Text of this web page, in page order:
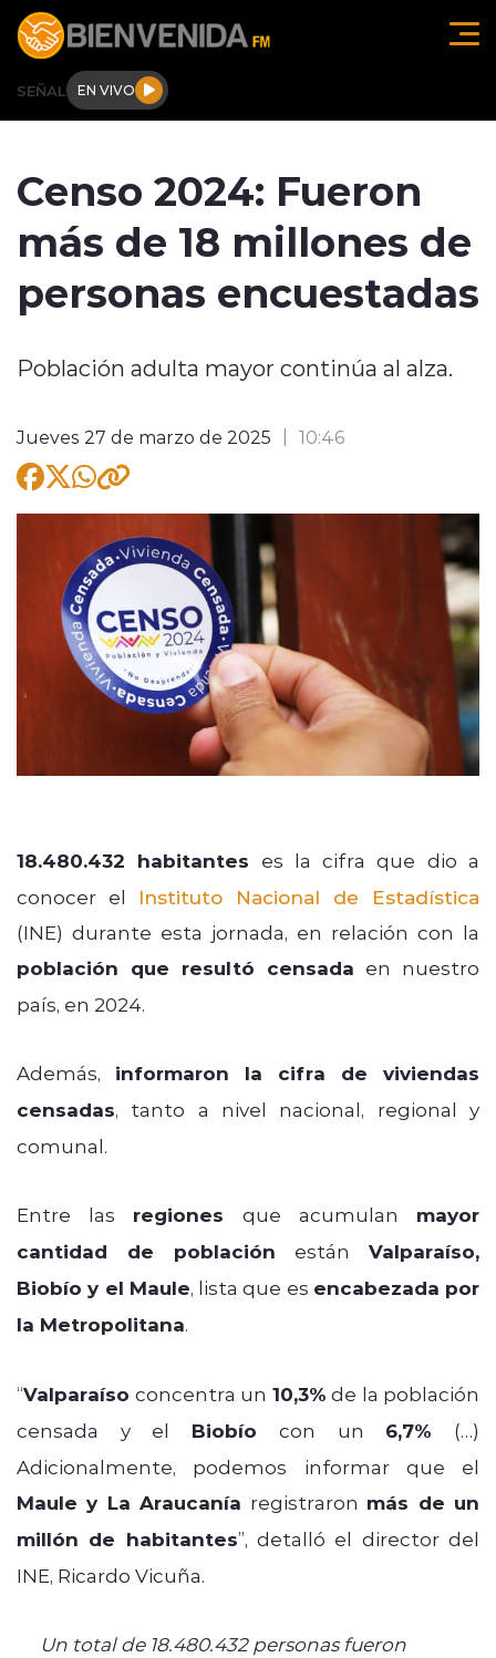
Click acá para ir directamente al contenido
SEÑAL EN VIVO
Internacional
Deportes
Entrevistas
modo claro
Censo 2024: Fueron
más de 18 millones de
personas encuestadas
Población adulta mayor continúa al alza.
Jueves 27 de marzo de 2025 10:46
18.480.432 habitantes es la cifra que dio a
conocer el Instituto Nacional de Estadística
(INE) durante esta jornada, en relación con la
población que resultó censada en nuestro
país, en 2024.
Además, informaron la cifra de viviendas
censadas, tanto a nivel nacional, regional y
comunal.
Entre las regiones que acumulan mayor
cantidad de población están Valparaíso,
Biobío y el Maule, lista que es encabezada por
la Metropolitana.
“Valparaíso concentra un 10,3% de la población
censada y el Biobío con un 6,7% (…)
Adicionalmente, podemos informar que el
Maule y La Araucanía registraron más de un
millón de habitantes”, detalló el director del
INE, Ricardo Vicuña.
Un total de 18.480.432 personas fueron